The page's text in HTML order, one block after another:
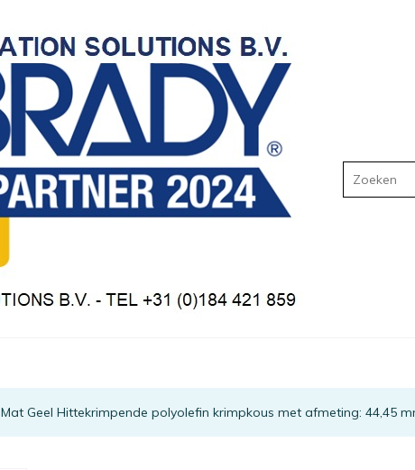
Zoeken
Geel Hittekrimpende polyolefin krimpkous met afmeting: 44,45